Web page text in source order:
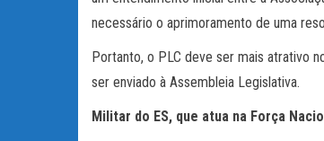
necessário o aprimoramento de uma
Portanto, o PLC deve ser mais atrativo
ser enviado à Assembleia Legislativa.
Militar do ES, que atua na Força